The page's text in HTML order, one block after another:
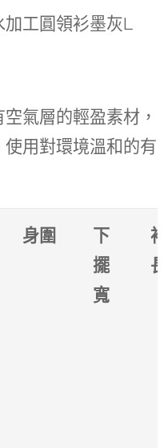
工圓領衫墨灰L
氣層的輕盈素材，
用對環境溫和的有
身圍
下
擺
寬
袖
長